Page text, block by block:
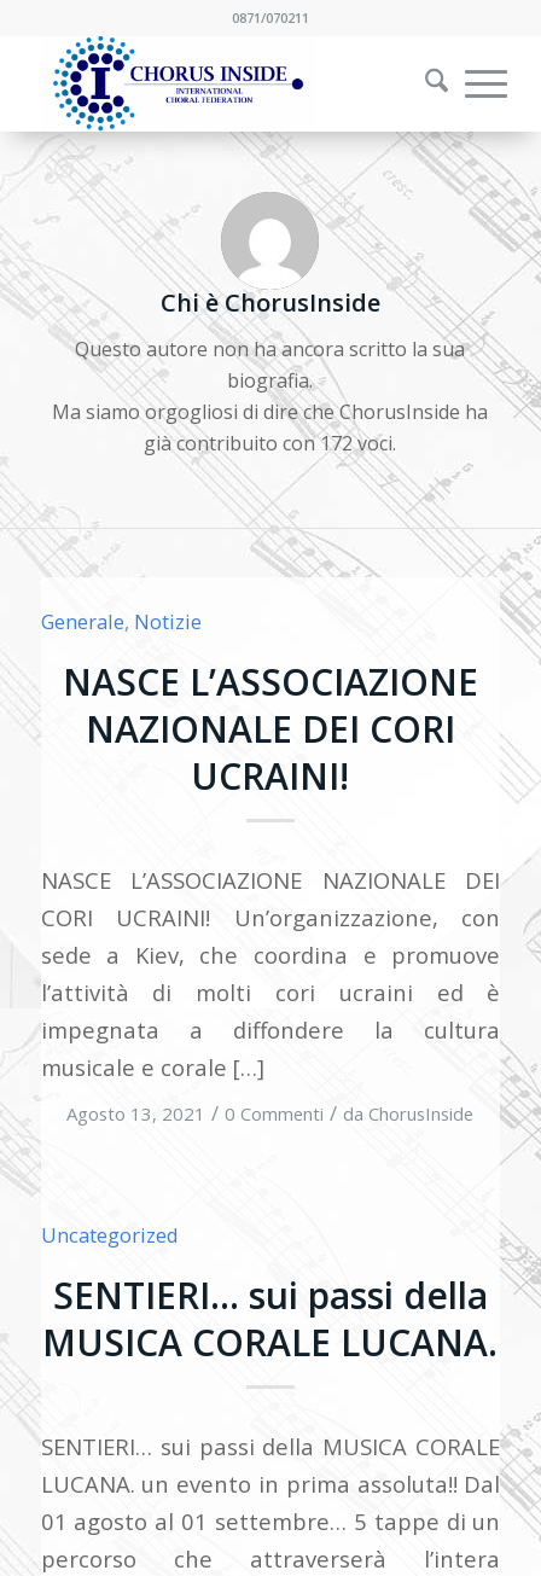
0871/070211
Chi èChorusInside
Questo autore non ha ancora scritto la sua
biografia.
Ma siamo orgogliosi di dire cheChorusInside ha
già contribuito con 172 voci.
Generale, Notizie
NASCE L’ASSOCIAZIONE
NAZIONALE DEI CORI
UCRAINI!
NASCE L’ASSOCIAZIONE NAZIONALE DEI
CORI UCRAINI! Un’organizzazione, con
sede a Kiev, che coordina e promuove
l’attività di molti cori ucraini ed è
impegnata a diffondere la cultura
musicale e corale […]
Agosto 13, 2021 / 0 Commenti / da ChorusInside
Uncategorized
SENTIERI… sui passi della
MUSICA CORALE LUCANA.
SENTIERI… sui passi della MUSICA CORALE
LUCANA. un evento in prima assoluta!! Dal
01 agosto al 01 settembre… 5 tappe di un
percorso che attraverserà l’intera